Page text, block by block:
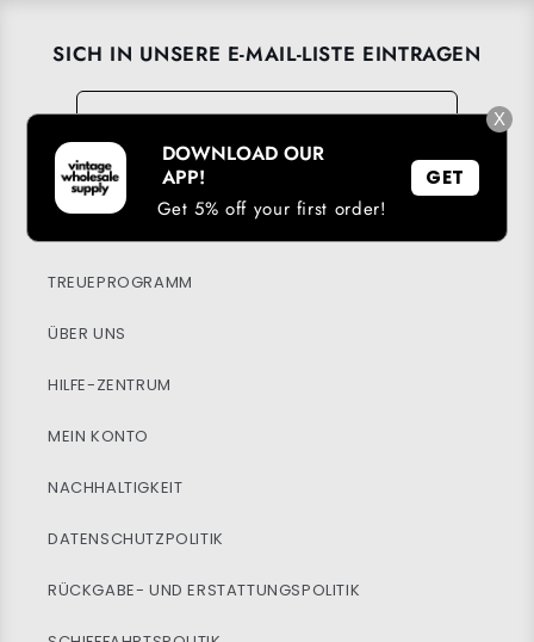
SICH IN UNSERE E-MAIL-LISTE EINTRAGEN
E-Mail
→
TREUEPROGRAMM
ÜBER UNS
HILFE-ZENTRUM
MEIN KONTO
NACHHALTIGKEIT
DATENSCHUTZPOLITIK
RÜCKGABE- UND ERSTATTUNGSPOLITIK
X
DOWNLOAD OUR
APP!
Get 5% off your first order!
GET